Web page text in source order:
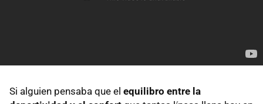
Si alguien pensaba que el equilibro entre la